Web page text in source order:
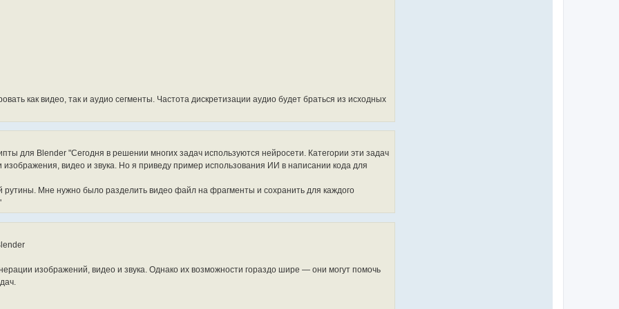
original_format
- 1} segments to {output_dir}")
if s.type == 'SOUND']
полос
как видео, так и аудио сегменты. Частота дискретизации аудио будет браться из исходных
для Blender "Сегодня в решении многих задач используются нейросети. Категории эти задач
видео и звука. Но я приведу пример использования ИИ в написании кода для
рутины. Мне нужно было разделить видео файл на фрагменты и сохранить для каждого
изображений, видео и звука. Однако их возможности гораздо шире — они могут помочь